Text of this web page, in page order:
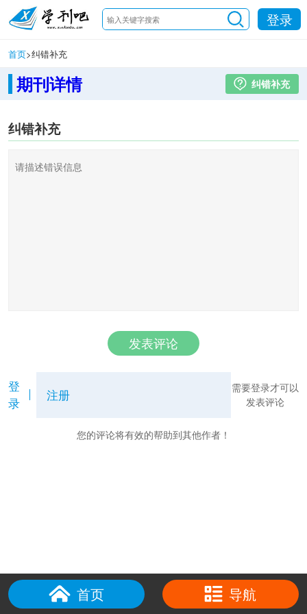
登录
首页>纠错补充
期刊详情 纠错补充
纠错补充
发表评论
登
录
注册
需要登录才可以
发表评论
您的评论将有效的帮助到其他作者！
首页 导航